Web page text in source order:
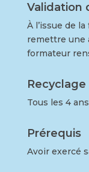
Validation
À l’issue de
remettre une
formateur
Recyclage
Tous les 4 ans
Prérequis
Avoirexercé